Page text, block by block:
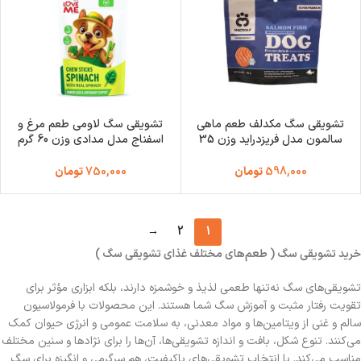
تشویقی سگ مکدلف طعم ماهی
سالمون مدل فریزدراید وزن 35
598,000 تومان
تشویقی سگ لاومی طعم مرغ و
اسفناج مدل مدادی وزن 60 گرم
Spinach
750,000تومان
1
2
→
خرید تشویقی سگ ( طعم‌های مختلف غذای تشویقی سگ )
تشویقی‌های سگ نه‌تنها طعمی لذیذ و خوشمزه دارند، بلکه ابزاری مؤثر برای
تقویت رفتار مثبت و آموزش سگ شما هستند. این محصولات با فرمولاسیون
سالم و غنی از ویتامین‌ها و مواد معدنی، به سلامت عمومی و انرژی حیوان کمک
می‌کنند. تنوع شکل، بافت و اندازه تشویقی‌ها، آن‌ها را برای نژادها و سنین مختلف